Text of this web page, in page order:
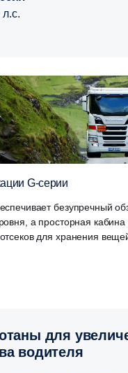
G-серии
безупречный
а просторная
для хранения
водителя